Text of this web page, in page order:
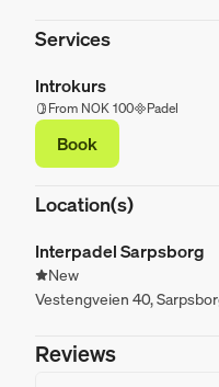
Services
Introkurs
From NOK 100 Padel
Book
Location(s)
Interpadel Sarpsborg
New
Vestengveien 40,
Reviews